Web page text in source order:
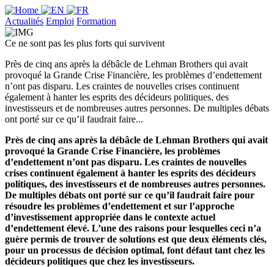
Actualités Emploi Formation
Ce ne sont pas les plus forts qui survivent
Près de cinq ans après la débâcle de Lehman Brothers qui avait
provoqué la Grande Crise Financière, les problèmes d’endettement
n’ont pas disparu. Les craintes de nouvelles crises continuent
également à hanter les esprits des décideurs politiques, des
investisseurs et de nombreuses autres personnes. De multiples débats
ont porté sur ce qu’il faudrait faire...
Près de cinq ans après la débâcle de Lehman Brothers qui avait
provoqué la Grande Crise Financière, les problèmes
d’endettement n’ont pas disparu. Les craintes de nouvelles
crises continuent également à hanter les esprits des décideurs
politiques, des investisseurs et de nombreuses autres personnes.
De multiples débats ont porté sur ce qu’il faudrait faire pour
résoudre les problèmes d’endettement et sur l’approche
d’investissement appropriée dans le contexte actuel
d’endettement élevé. L’une des raisons pour lesquelles ceci n’a
guère permis de trouver de solutions est que deux éléments clés,
pour un processus de décision optimal, font défaut tant chez les
décideurs politiques que chez les investisseurs.